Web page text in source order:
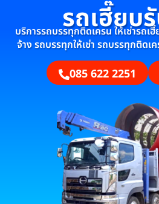
รถเฮี๊ยบ
บริการรถบรรทุกติดเครน ให้เช่ารถเ
จ้าง รถบรรทุกให้เช่า รถบรรทุกติดเ
085 622 2251